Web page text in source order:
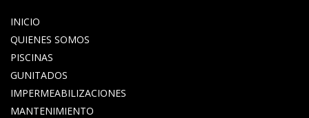
INICIO
QUIENES SOMOS
PISCINAS
GUNITADOS
IMPERMEABILIZACIONES
MANTENIMIENTO